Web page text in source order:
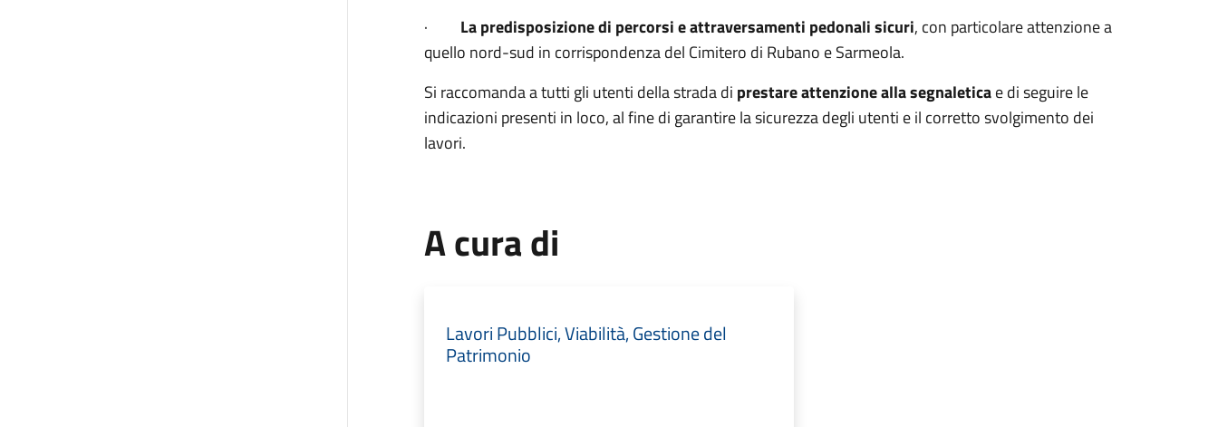
· La predisposizione di percorsi e attraversamenti pedonali sicuri, con particolare attenzione a
quello nord-sud in corrispondenza del Cimitero di Rubano e Sarmeola.
Si raccomanda a tutti gli utenti della strada di prestare attenzione alla segnaleticae di seguire le
indicazioni presenti in loco, al fine di garantire la sicurezza degli utenti e il corretto svolgimento dei
lavori.
A cura di
Lavori Pubblici, Viabilità, Gestione del
Patrimonio